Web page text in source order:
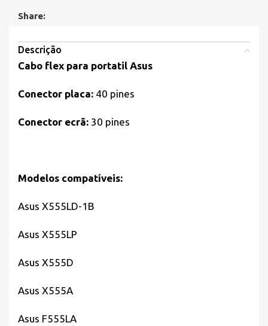
Share:
Descrição
Cabo flex para portatil Asus
Conector placa: 40 pines
Conector ecrã: 30 pines
Modelos compatíveis:
Asus X555LD-1B
Asus X555LP
Asus X555D
Asus X555A
Asus F555LA